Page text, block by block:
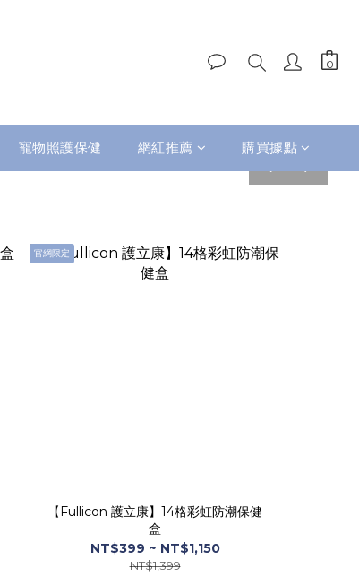
寵物照護保健 網紅推薦 購買據點
pre
v
t
官網限定
【Fullicon 護立康】14格彩虹防潮保健
盒
NT$399 ~ NT$1,150
NT$1,399